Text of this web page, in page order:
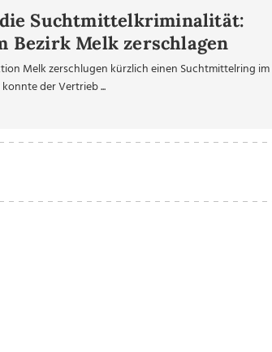
die Suchtmittelkriminalität:
Bezirk Melk zerschlagen
Melk zerschlugen kürzlich einen Suchtmittelring im
der Vertrieb ...